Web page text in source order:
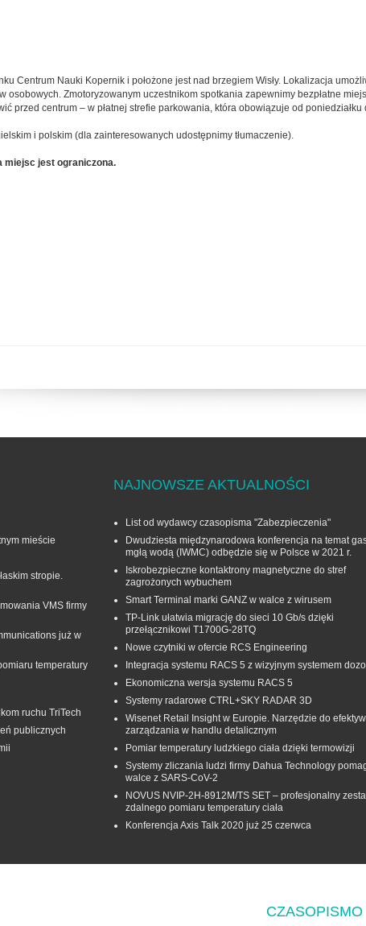
Centrum Nauki Kopernik i położone jest nad brzegiem Wisły. Lokalizacja
osobowych. Zmotoryzowanym uczestnikom spotkania zapewnimy bezpłatne
przed centrum – w płatnej strefie parkowania, która obowiązuje od
i polskim (dla zainteresowanych udostępnimy tłumaczenie).
miejsc jest ograniczona.
mieście
stropie.
VMS firmy
już w
temperatury
ruchu TriTech
publicznych
NAJNOWSZE AKTUALNOŚCI
List od wydawcy czasopisma "Zabezpieczenia"
Dwudziesta międzynarodowa konferencja na temat
mgłą wodą (IWMC) odbędzie się w Polsce w 2021 r.
Iskrobezpieczne kontaktrony magnetyczne do stref
zagrożonych wybuchem
Smart Terminal marki GANZ w walce z wirusem
TP-Link ułatwia migrację do sieci 10 Gb/s dzięki
przełącznikowi T1700G‑28TQ
Nowe czytniki w ofercie RCS Engineering
Integracja systemu RACS 5 z wizyjnym systemem
Ekonomiczna wersja systemu RACS 5
Systemy radarowe CTRL+SKY RADAR 3D
Wisenet Retail Insight w Europie. Narzędzie do
zarządzania w handlu detalicznym
Pomiar temperatury ludzkiego ciała dzięki termowizji
Systemy zliczania ludzi firmy Dahua Technology
walce z SARS-CoV-2
NOVUS NVIP-2H-8912M/TS SET – profesjonalny
zdalnego pomiaru temperatury ciała
Konferencja Axis Talk 2020 już 25 czerwca
CZASOPISMO